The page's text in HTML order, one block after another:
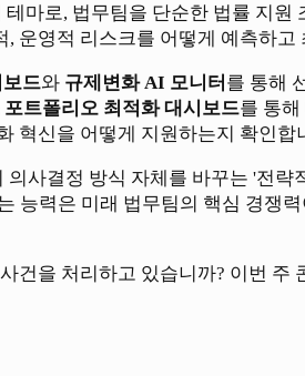
마로, 법무팀을 단순한 법률 지
운영적 리스크를 어떻게 예측하
보드와 규제변화 AI 모니터 를 통해
포트폴리오 최적화 대시보드를 통
혁신을 어떻게 지원하는지 확인합
사결정 방식 자체를 바꾸는 '전
능력은 미래 법무팀의 핵심 경쟁
건을 처리하고 있습니까? 이번